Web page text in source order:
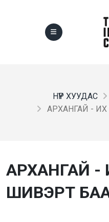
НҮҮР ХУУДАС
АРХАНГАЙ -
АРХАНГАЙ -
ШИВЭРТ